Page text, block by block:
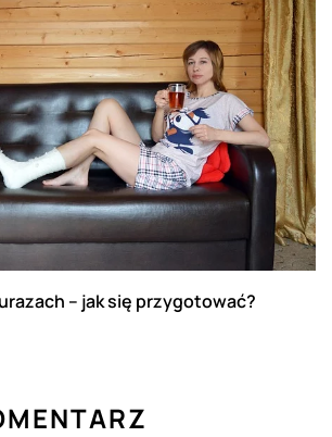
– jak się przygotować?